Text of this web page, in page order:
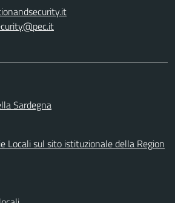
Sardegna
Locali sul sito istituzionale della Region